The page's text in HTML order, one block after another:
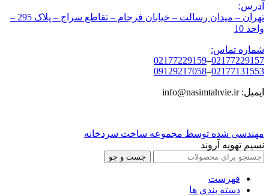
آدرس:
تهران – میدان رسالت – خیابان فرجام – تقاطع سراج – پلاک 295 –
واحد 10
شماره تماس:
02177229157
–
02177229159
02177131553
–
09129217058
ایمیل: info@nasimtahvie.ir
مهندسی شده توسط مجموعه ساخت سردخانه
نسیم تهویه آروند
جست و جو
فهرست
دسته بندی ها